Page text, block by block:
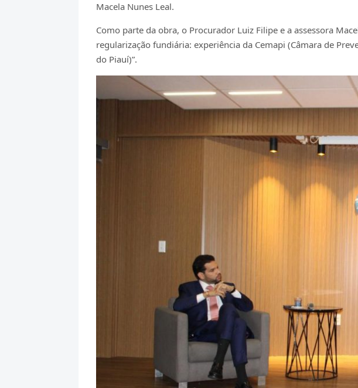
Macela Nunes Leal.
Como parte da obra, o Procurador Luiz Filipe e a assessora
regularização fundiária: experiência da Cemapi (Câmara de
do Piauí)”.